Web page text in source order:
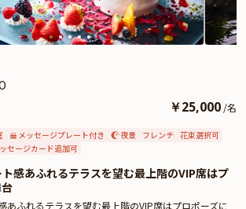
￥25,000 /名
メッセージプレート付き 夜景 フレンチ 花束選択可
セージカード追加可
感あふれるテラスを望む最上階のVIP席はプ
あふれるテラスを望む最上階のVIP席はプロポーズに